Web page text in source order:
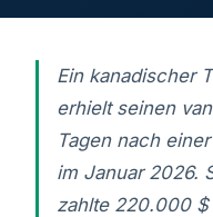
Ein kanadischer
erhielt seinen
Tagen nach
im Januar 2026.
zahlte 220.000